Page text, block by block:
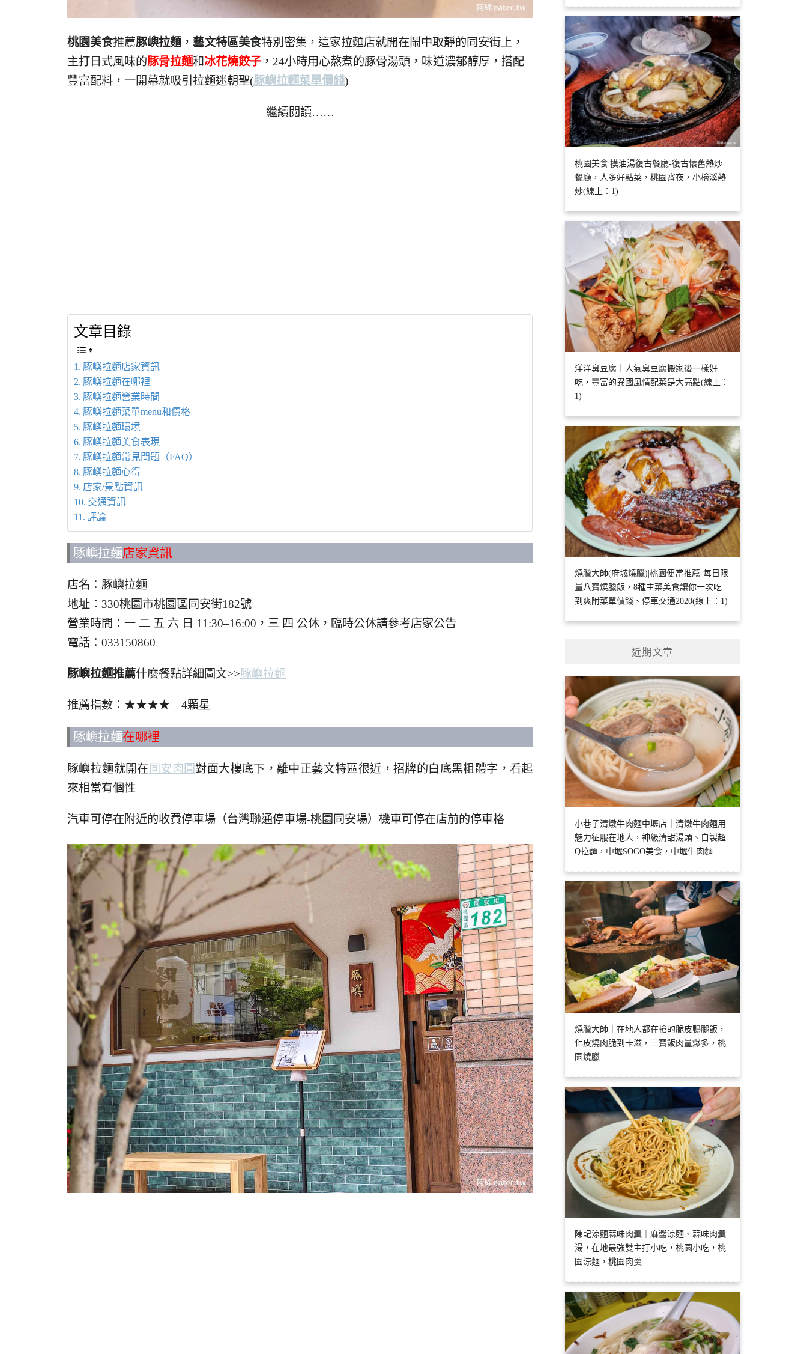
桃園美食推薦豚嶼拉麵 ， 藝文特區美食特別密集，這家拉麵店就開在鬧中取靜的同安街上，
主打日式風味的豚骨拉麵和冰花燒餃子 ，24小時用心熬煮的豚骨湯頭，味道濃郁醇厚，搭配
豐富配料，一開幕就吸引拉麵迷朝聖(豚嶼拉麵菜單價錢)
繼續閱讀……
文章目錄
豚嶼拉麵店家資訊
豚嶼拉麵在哪裡
豚嶼拉麵營業時間
豚嶼拉麵菜單menu和價格
豚嶼拉麵環境
豚嶼拉麵美食表現
豚嶼拉麵常見問題（FAQ）
豚嶼拉麵心得
店家/景點資訊
交通資訊
評論
豚嶼拉麵店家資訊
店名：豚嶼拉麵
地址：330桃園市桃園區同安街182號
營業時間：一 二 五 六 日 11:30–16:00，三 四 公休，臨時公休請參考店家公告
電話：033150860
豚嶼拉麵推薦什麼餐點詳細圖文>>豚嶼拉麵
推薦指數：★★★★ 4顆星
豚嶼拉麵在哪裡
豚嶼拉麵就開在 同安肉圓對面大樓底下，離中正藝文特區很近，招牌的白底黑粗體字，看起
來相當有個性
汽車可停在附近的收費停車場（台灣聯通停車場-桃園同安場）機車可停在店前的停車格
桃園美食|摸油湯復古餐廳-復古懷舊熱炒
餐廳，人多好點菜，桃園宵夜，小檜溪熱
炒(線上：1)
洋洋臭豆腐｜人氣臭豆腐搬家後一樣好
吃，豐富的異國風情配菜是大亮點(線上：
1)
燒臘大師(府城燒臘)|桃園便當推薦-每日限
量八寶燒臘飯，8種主菜美食讓你一次吃
到爽附菜單價錢、停車交通2020(線上：1)
近期文章
小巷子清燉牛肉麵中壢店｜清燉牛肉麵用
魅力征服在地人，神級清甜湯頭、自製超
Q拉麵，中壢SOGO美食，中壢牛肉麵
燒臘大師｜在地人都在搶的脆皮鴨腿飯，
化皮燒肉脆到卡滋，三寶飯肉量爆多，桃
園燒臘
陳記涼麵蒜味肉羹｜麻醬涼麵、蒜味肉羹
湯，在地最強雙主打小吃，桃園小吃，桃
園涼麵，桃園肉羹